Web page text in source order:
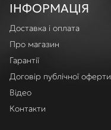
ІНФОРМАЦІЯ
Доставка і оплата
Про магазин
Гарантії
Договір публічної оферти
Відео
Контакти